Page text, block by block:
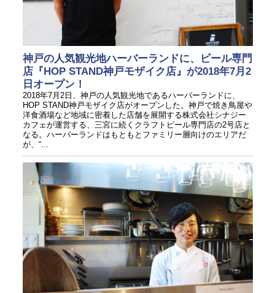
神戸の人気観光地ハーバーランドに、ビール専門
店『HOP STAND神戸モザイク店』が2018年7月2
日オープン！
2018年7月2日、神戸の人気観光地であるハーバーランドに、
HOP STAND神戸モザイク店がオープンした。神戸で焼き鳥屋や
洋食酒場など地域に密着した店舗を展開する株式会社シナジー
カフェが運営する、三宮に続くクラフトビール専門店の2号店と
なる。ハーバーランドはもともとファミリー層向けのエリアだ
が、“...